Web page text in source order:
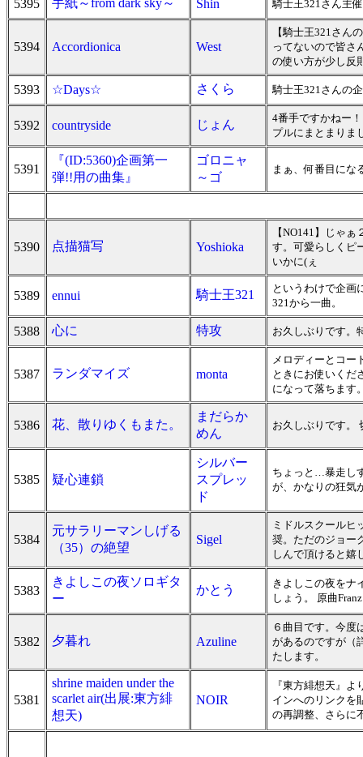
5395 手紙～from dark sky～ Shin 騎士王321さん主
5394 Accordionica West
【騎士王321さん
ってないので皆さ
の使い方が少し反
5393 ☆Days☆ さくら 騎士王321さんの
5392 countryside じょん
4番手ですかねー
プルにまとまりま
5391
『(ID:5360)企画第一
弾!!用の曲集』
ゴロニャ
～ゴ
まぁ、何番目にな
5390 点描猫写 Yoshioka
【NO141】じゃ
す。可愛らしくピ
いかに(ぇ
5389 ennui 騎士王321
というわけで企画
321から一曲。
5388 心に 特攻 お久しぶりです。
5387 ランダマイズ monta
メロディーとコー
ときにお使いくだ
になって落ちます
5386 花、散りゆくもまた。
まだらか
めん
お久しぶりです。
5385 疑心連鎖
シルバー
スプレッ
ド
ちょっと…暴走し
が、かなりの狂気
5384
元サラリーマンしげる
（35）の絶望
Sigel
ミドルスクールヒ
奨。ただのジョー
しんで頂けると嬉
5383
きよしこの夜ソロギタ
ー
かとう
きよしこの夜をナ
しょう。 原曲
5382 夕暮れ Azuline
６曲目です。今度
があるのですが（
たします。
5381
shrine maiden under the
scarlet air(出展:東方緋
想天)
NOIR
『東方緋想天』
インへのリンクを
の再調整、さらに